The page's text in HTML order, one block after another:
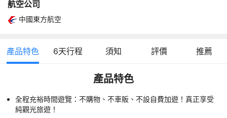
航空公司
中國東方航空
產品特色 6天行程 須知 評價 推薦
產品特色
全程充裕時間遊覽：不購物、不車販、不設自費加遊！真正享受
純觀光旅遊！